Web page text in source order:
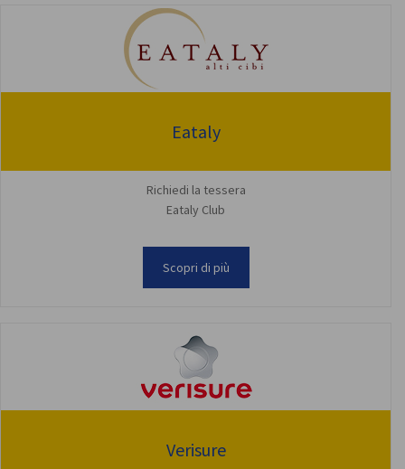
Eataly
Richiedi la tessera
Eataly Club
Scopri di più
Verisure